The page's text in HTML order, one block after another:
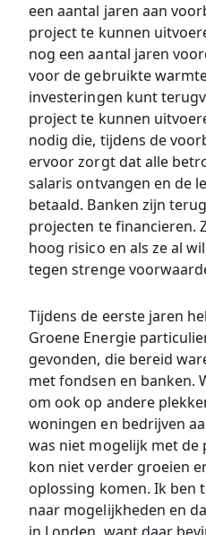
een aantal jaren aan
project te kunnen
nog een aantal jaren
voor de gebruikte
investeringen kunt
project te kunnen
nodig die, tijdens de
ervoor zorgt dat alle
salaris ontvangen en de
betaald. Banken zijn
projecten te financieren.
hoog risico en als ze al
tegen strenge
Tijdens de eerste jaren
Groene Energie
gevonden, die bereid
met fondsen en banken.
om ook op andere
woningen en bedrijven
was niet mogelijk met de
kon niet verder groeien
oplossing komen. Ik ben
naar mogelijkheden en